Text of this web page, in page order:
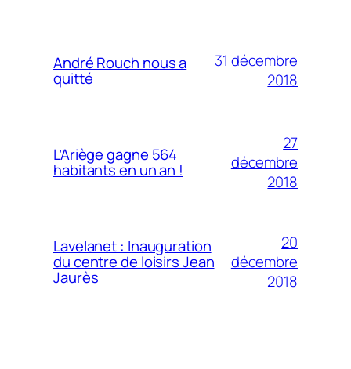
André Rouch nous a
quitté
31 décembre
2018
L’Ariège gagne 564
habitants en un an !
27
décembre
2018
Lavelanet : Inauguration
du centre de loisirs Jean
Jaurès
20
décembre
2018